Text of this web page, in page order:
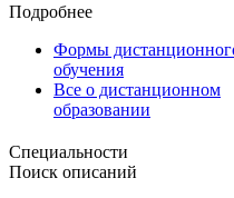
Подробнее
Формы
обучения
Все о дистанционном
образовании
Специальности
Поиск описаний